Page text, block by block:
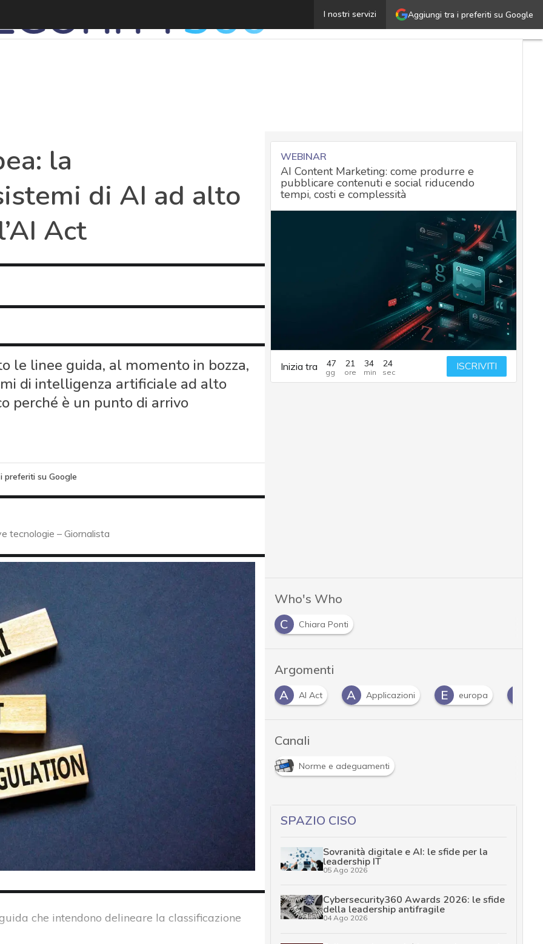
Aggiungi tra i preferiti su Google
I nostri servizi
Commissione europea: la classificazione dei sistemi di
la
di AI ad alto
Act
le linee guida, al momento in bozza,
di intelligenza artificiale ad alto
perché è un punto di arrivo
preferiti su Google
tecnologie – Giornalista
che intendono delineare la classificazione
WEBINAR
AI Content Marketing: come produrre e
pubblicare contenuti e social riducendo
tempi, costi e complessità
Inizia tra 47 21 34 23 ISCRIVITI
Who's Who
C
Chiara Ponti
Argomenti
A Applicazioni E europa F fornitori
Canali
Norme e adeguamenti
SPAZIO CISO
Sovranità digitale e AI: le sfide per la
leadership IT
05 Ago 2026
Cybersecurity360 Awards 2026: le sfide
della leadership antifragile
04 Ago 2026